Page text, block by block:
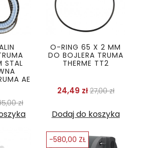
STAL
AE
podstawowa
złCena
O-RING 65 X 2 MM
DO BOJLERA TRUMA
THERME TT2
24,49 złCena
27,00 złCena
Dodaj do koszyka
-580,00 ZŁ